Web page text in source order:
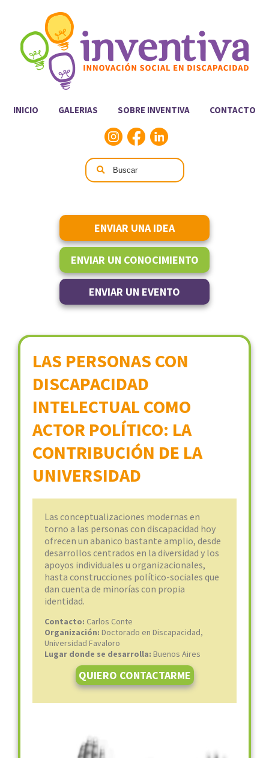
INICIO GALERIAS SOBRE INVENTIVA CONTACTO
ENVIAR UNA IDEA
ENVIAR UN CONOCIMIENTO
ENVIAR UN EVENTO
LAS PERSONAS CON
DISCAPACIDAD
INTELECTUAL COMO
ACTOR POLÍTICO: LA
CONTRIBUCIÓN DE LA
UNIVERSIDAD
Las conceptualizaciones modernas en
torno a las personas con discapacidad hoy
ofrecen un abanico bastante amplio, desde
desarrollos centrados en la diversidad y los
apoyos individuales u organizacionales,
hasta construcciones político-sociales que
dan cuenta de minorías con propia
identidad.
Contacto: Carlos Conte
Organización: Doctorado en Discapacidad,
Universidad Favaloro
Lugar donde se desarrolla: Buenos Aires
QUIERO CONTACTARME